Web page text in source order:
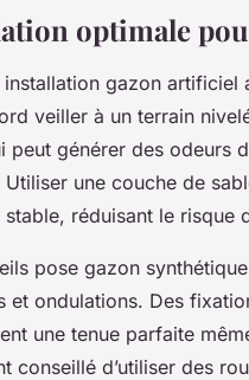
optimale
installation gazon
veiller à un terrain
peut générer des odeurs
Utiliser une couche de
stable, réduisant le risque
pose gazon
et ondulations. Des
une tenue parfaite
conseillé d’utiliser des